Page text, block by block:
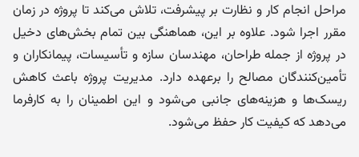
مراحل انجام کار و نظارت بر پیشرفت، تلاش می‌کند تا پروژه در زمان
مقرر اجرا شود. علاوه بر این، هماهنگی بین تمام بخش‌های دخیل
در پروژه از جمله طراحان، مهندسان سازه و تأسیسات، پیمانکاران و
تأمین‌کنندگان مصالح را برعهده دارد. مدیریت پروژه باعث کاهش
ریسک‌ها و هزینه‌های جانبی می‌شود و این اطمینان را به کارفرما
می‌دهد که کیفیت کار حفظ می‌شود.